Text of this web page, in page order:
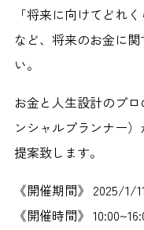
「将来に向けてどれ
など、将来のお金に
い。
お金と人生設計のプ
ンシャルプランナー
提案致します。
《開催期間》 2025/1/
《開催時間》